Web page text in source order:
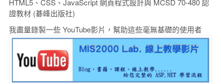
HTML5、CSS、JavaScript 網頁程式設計與 MCSD 70-480 認
證教材 (碁峰出版社)
我盡量錄製一些 YouTube影片，幫助這些毫無基礎的使用者